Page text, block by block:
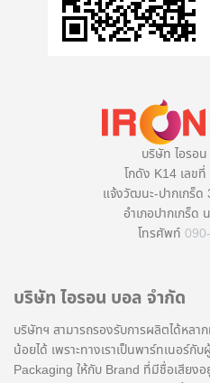
บริษัท ไอรอ
โกดัง K14 เลข
แจ้งวัฒนะ-ปากเกร็ด
อำเภอปากเกร็
โทรศัพท์
บริษัท ไอรอน บอล จำกัด
บริษัทฯ สามารถรองรับการผลิตได้หลา
น้อยได้ เพราะทางเราเป็นพาร์ทเนอร์
Packaging ให้กับ Brand ที่มีชื่อเสียง